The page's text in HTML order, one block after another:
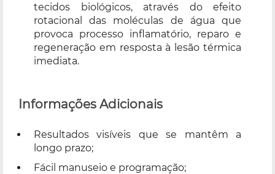
tecidos biológicos, através do efeito
rotacional das moléculas de água que
provoca processo inflamatório, reparo e
regeneração em resposta à lesão térmica
imediata.
Informações Adicionais
Resultados visíveis que se mantêm a
longo prazo;
Fácil manuseio e programação;